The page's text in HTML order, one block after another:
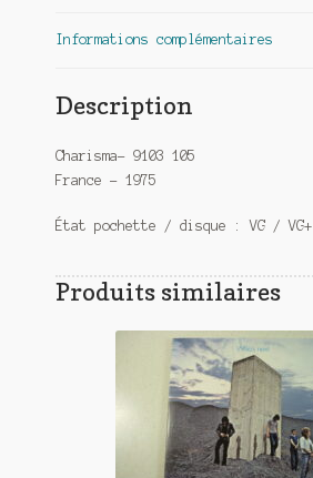
Informations complémentaires
Description
Charisma– 9103 105
France – 1975
État pochette / disque : VG / VG+
Produits similaires